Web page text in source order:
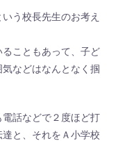
う校長先生のお考え
こともあって、子ど
などはなんとなく掴
話などで２度ほど打
と、それをＡ小学校